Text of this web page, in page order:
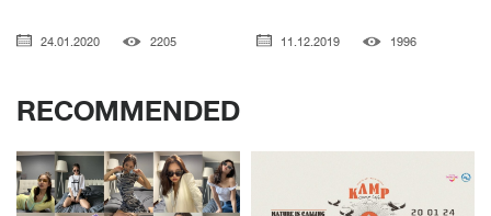
24.01.2020 2205 11.12.2019 1996
RECOMMENDED